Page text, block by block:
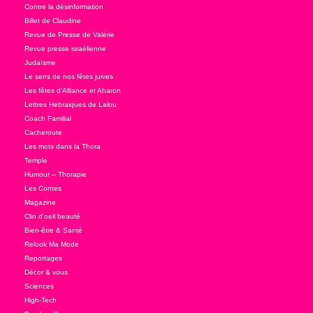
Contre la désinformation
Billet de Claudine
Revue de Presse de Valérie
Revue presse israélienne
Judaïsme
Le sens de nos fêtes juives
Les fêtes d'Alliance et Aharon
Lettres Hebraiques de Lalou
Coach Familial
Cacheroute
Les mots dans la Thora
Temple
Humour – Thorapie
Les Contes
Magazine
Clin d'oeil beauté
Bien-être & Santé
Relook Ma Mode
Reportages
Décor & vous
Sciences
High-Tech